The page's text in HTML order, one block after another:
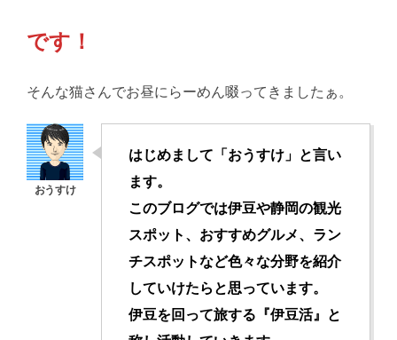
です！
そんな猫さんでお昼にらーめん啜ってきましたぁ。
はじめまして「おうすけ」と言い
ます。
このブログでは伊豆や静岡の観光
スポット、おすすめグルメ、ラン
チスポットなど色々な分野を紹介
していけたらと思っています。
伊豆を回って旅する『伊豆活』と